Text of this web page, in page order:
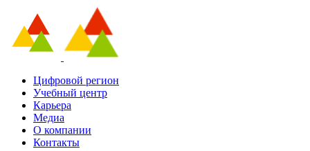
Цифровой регион
Учебный центр
Карьера
Медиа
О компании
Контакты